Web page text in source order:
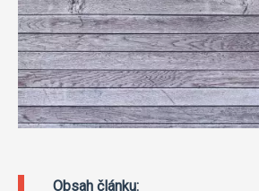
Obsah článku: